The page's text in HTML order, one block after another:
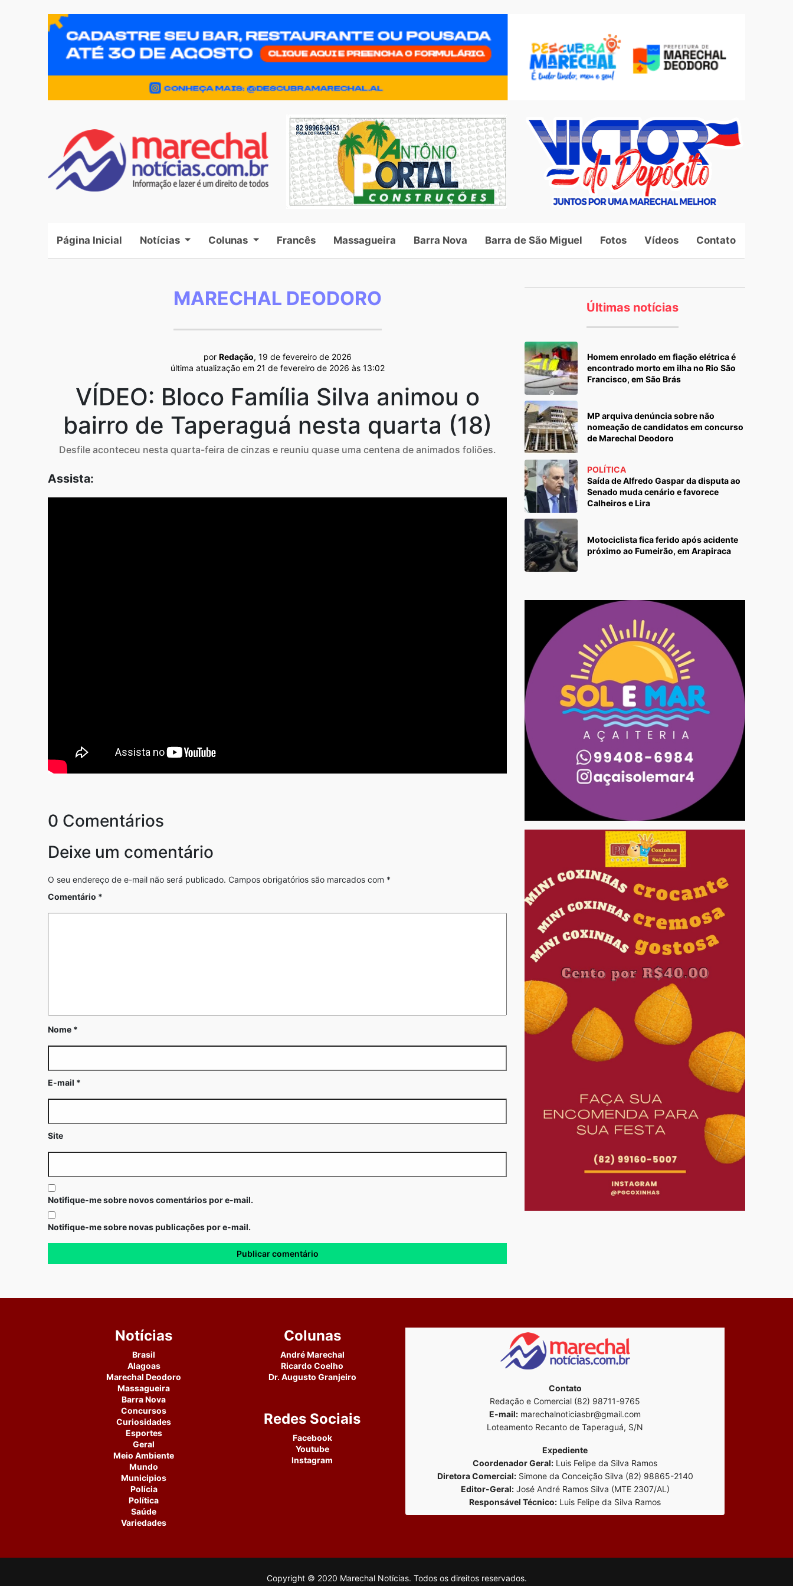
Página Inicial (current)
Notícias Colunas Francês Massagueira Barra Nova Barra de São Miguel Fotos Vídeos Contato
MARECHAL DEODORO
por Redação, 19 de fevereiro de 2026
última atualização em 21 de fevereiro de 2026 às 13:02
VÍDEO: Bloco Família Silva animou o
bairro de Taperaguá nesta quarta (18)
Desfile aconteceu nesta quarta-feira de cinzas e reuniu quase uma centena de animados foliões.
Assista:
0 Comentários
Deixe um comentário
O seu endereço de e-mail não será publicado. Campos obrigatórios são marcados com *
Comentário *
Nome *
E-mail *
Site
Notifique-me sobre novos comentários por e-mail.
Notifique-me sobre novas publicações por e-mail.
Últimas notícias
Homem enrolado em fiação elétrica é
encontrado morto em ilha no Rio São
Francisco, em São Brás
MP arquiva denúncia sobre não
nomeação de candidatos em concurso
de Marechal Deodoro
POLÍTICA
Saída de Alfredo Gaspar da disputa ao
Senado muda cenário e favorece
Calheiros e Lira
Motociclista fica ferido após acidente
próximo ao Fumeirão, em Arapiraca
Notícias
Brasil
Alagoas
Marechal Deodoro
Massagueira
Barra Nova
Concursos
Curiosidades
Esportes
Geral
Meio Ambiente
Mundo
Municipios
Polícia
Política
Saúde
Variedades
Colunas
André Marechal
Ricardo Coelho
Dr. Augusto Granjeiro
Redes Sociais
Facebook
Youtube
Instagram
Contato
Redação e Comercial (82) 98711-9765
E-mail: marechalnoticiasbr@gmail.com
Loteamento Recanto de Taperaguá, S/N
Expediente
Coordenador Geral: Luis Felipe da Silva Ramos
Diretora Comercial:Simone da Conceição Silva (82) 98865-2140
Editor-Geral:José André Ramos Silva (MTE 2307/AL)
Responsável Técnico: Luis Felipe da Silva Ramos
Copyright © 2020 Marechal Notícias. Todos os direitos reservados.